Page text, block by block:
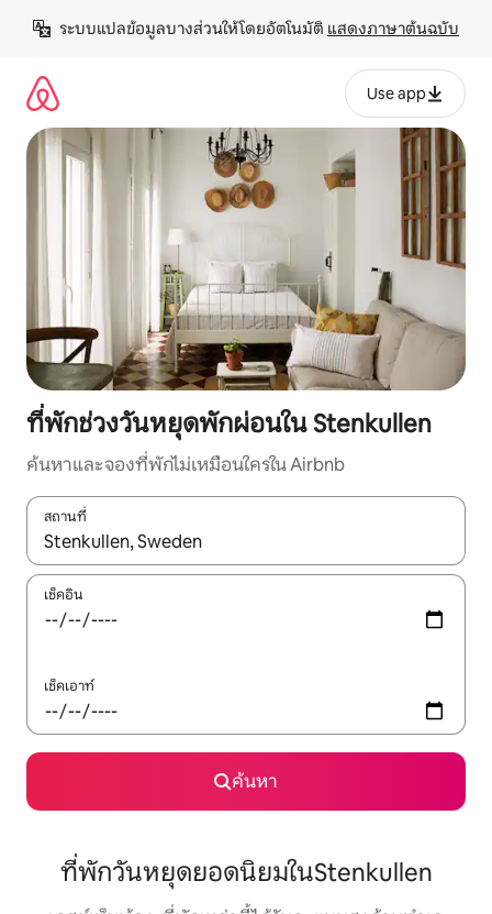
เนื้อหา
ระบบแปลข้อมูลบางส่วนให้โดยอัตโนมัติ แสดงภาษาต้นฉบับ
Use app
ที่พักช่วงวันหยุดพักผ่อนใน Stenkullen
ค้นหาและจองที่พักไม่เหมือนใครใน Airbnb
สถานที่
ใช้ลูกศรขึ้นลง หรือใช้การสัมผัสหรือปัด เพื่อสำรวจผลการค้นหา
เช็คอิน
เช็คเอาท์
ค้นหา
ที่พักวันหยุดยอดนิยมในStenkullen